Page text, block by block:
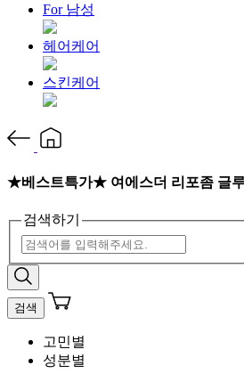
For 남성
헤어케어
스킨케어
★베스트특가★ 여에스더 리포좀 글
검색하기
검색
고민별
성분별